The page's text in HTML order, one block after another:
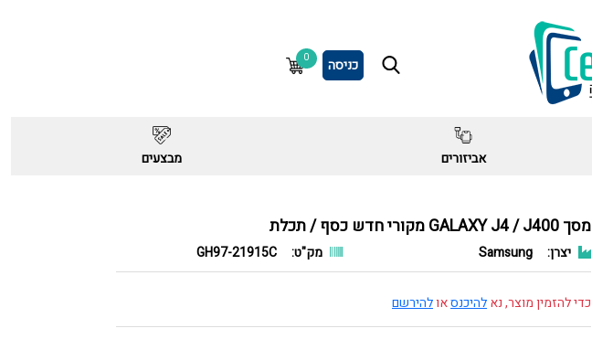
כניסה 0
אביזורים
מבצעים
מסך GALAXY J4 / J400 מקורי חדש כסף / תכלת
יצרן: Samsung מק"ט: GH97-21915C
כדי להזמין מוצר, נאלהיכנסאולהירשם